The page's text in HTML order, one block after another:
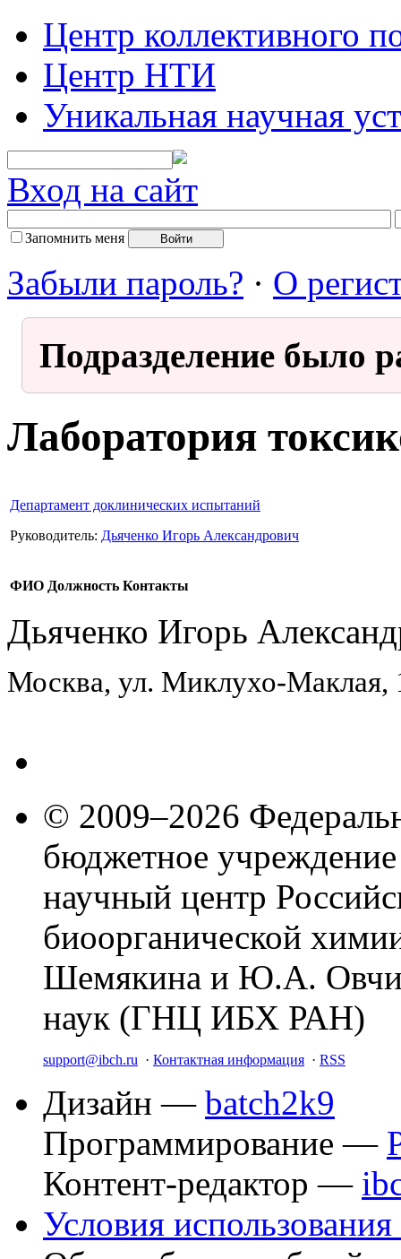
Центр коллективного
Центр НТИ
Уникальная научная
Вход на сайт
Запомнить меня
Забыли пароль? · О
Подразделение было
Лаборатория
Департамент доклинических испытаний
Руководитель: Дьяченко Игорь Александрович
ФИО Должность Контакты
Дьяченко Игорь
Москва, ул. Миклухо-
© 2009–2026
бюджетное
научный центр
биоорганической
Шемякина и Ю.А.
наук (ГНЦ ИБХ РАН)
support@ibch.ru · Контактная информация · RSS
Дизайн — batch2k9
Программирование —
Контент-редактор —
Условия использования